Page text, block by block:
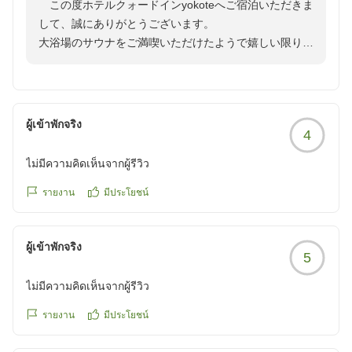
この度ホテルクォードインyokoteへご宿泊いただきま
して、誠にありがとうございます。
大浴場のサウナをご満喫いただけたようで嬉しい限りで
いませ。
お客様のご来館をスタッフ一同心よりお待ち申し上げて
おります。
ホテルクォードインyokote フロント
ผู้เข้าพักจริง
4
ไม่มีความคิดเห็นจากผู้รีวิว
รายงาน มีประโยชน์
ผู้เข้าพักจริง
5
ไม่มีความคิดเห็นจากผู้รีวิว
รายงาน มีประโยชน์